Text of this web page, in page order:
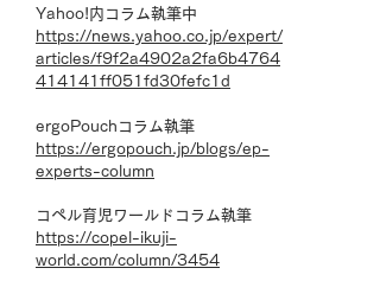
Yahoo!内コラム執筆中
https://news.yahoo.co.jp/expert/
articles/f9f2a4902a2fa6b4764
414141ff051fd30fefc1d
ergoPouchコラム執筆
https://ergopouch.jp/blogs/ep-
experts-column
コペル育児ワールド コラム執筆
https://copel-ikuji-
world.com/column/3454